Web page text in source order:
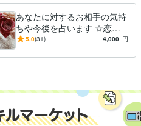
あなたに対するお相手の気持
ちや今後を占います ☆恋愛
やお仕事等人間関係全般OK♪
5.0(31) 4,000 円